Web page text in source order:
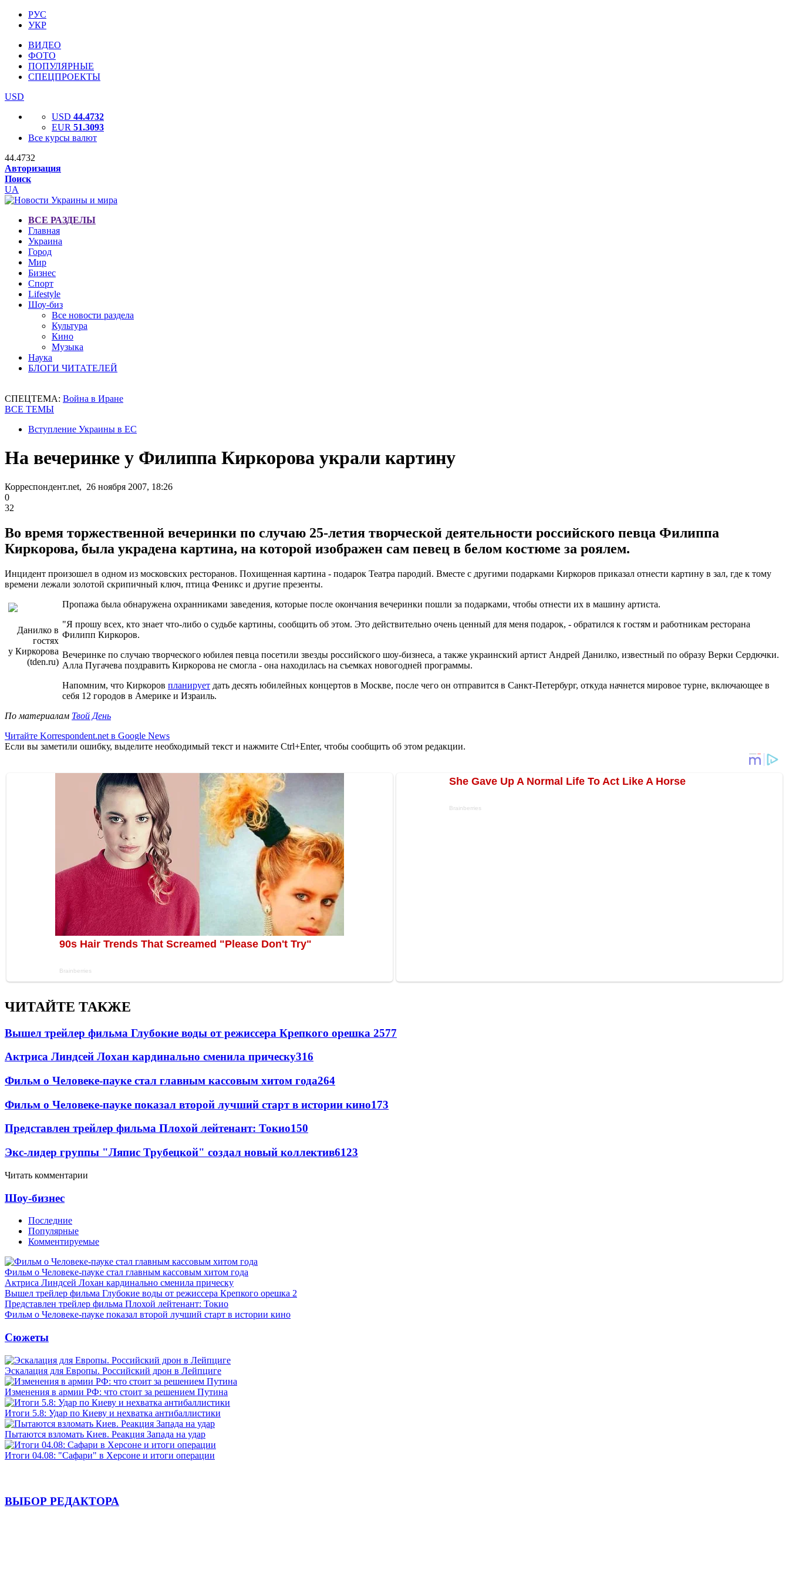
РУС
УКР
ВИДЕО
ФОТО
ПОПУЛЯРНЫЕ
СПЕЦПРОЕКТЫ
USD
USD 44.4732
EUR 51.3093
Все курсы валют
44.4732
Авторизация
Поиск
UA
ВСЕ РАЗДЕЛЫ
Главная
Украина
Город
Мир
Бизнес
Спорт
Lifestyle
Шоу-биз
Все новости раздела
Культура
Кино
Музыка
Наука
БЛОГИ ЧИТАТЕЛЕЙ
СПЕЦТЕМА: Война в Иране
ВСЕ ТЕМЫ
Вступление Украины в ЕС
На вечеринке у Филиппа Киркорова украли картину
Корреспондент.net, 26 ноября 2007, 18:26
0
32
Во время торжественной вечеринки по случаю 25-летия творческой деятельности российского певца Филиппа
Киркорова, была украдена картина, на которой изображен сам певец в белом костюме за роялем.
Инцидент произошел в одном из московских ресторанов. Похищенная картина - подарок Театра пародий. Вместе с другими подарками Киркоров приказал отнести картину в зал, где к тому
времени лежали золотой скрипичный ключ, птица Феникс и другие презенты.
Данилко в
гостях
у Киркорова
(tden.ru)
Пропажа была обнаружена охранниками заведения, которые после окончания вечеринки пошли за подарками, чтобы отнести их в машину артиста.
"Я прошу всех, кто знает что-либо о судьбе картины, сообщить об этом. Это действительно очень ценный для меня подарок, - обратился к гостям и работникам ресторана
Филипп Киркоров.
Вечеринке по случаю творческого юбилея певца посетили звезды российского шоу-бизнеса, а также украинский артист Андрей Данилко, известный по образу Верки Сердючки.
Алла Пугачева поздравить Киркорова не смогла - она находилась на съемках новогодней программы.
Напомним, что Киркоров планирует дать десять юбилейных концертов в Москве, после чего он отправится в Санкт-Петербург, откуда начнется мировое турне, включающее в
себя 12 городов в Америке и Израиль.
По материалам Твой День
Читайте Korrespondent.net в Google News
Если вы заметили ошибку, выделите необходимый текст и нажмите Ctrl+Enter, чтобы сообщить об этом редакции.
ЧИТАЙТЕ ТАКЖЕ
Вышел трейлер фильма Глубокие воды от режиссера Крепкого орешка 2577
Актриса Линдсей Лохан кардинально сменила прическу316
Фильм о Человеке-пауке стал главным кассовым хитом года264
Фильм о Человеке-пауке показал второй лучший старт в истории кино173
Представлен трейлер фильма Плохой лейтенант: Токио150
Экс-лидер группы "Ляпис Трубецкой" создал новый коллектив6123
Читать комментарии
Шоу-бизнес
Последние
Популярные
Комментируемые
Фильм о Человеке-пауке стал главным кассовым хитом года
Актриса Линдсей Лохан кардинально сменила прическу
Вышел трейлер фильма Глубокие воды от режиссера Крепкого орешка 2
Представлен трейлер фильма Плохой лейтенант: Токио
Фильм о Человеке-пауке показал второй лучший старт в истории кино
Сюжеты
Эскалация для Европы. Российский дрон в Лейпциге
Изменения в армии РФ: что стоит за решением Путина
Итоги 5.8: Удар по Киеву и нехватка антибаллистики
Пытаются взломать Киев. Реакция Запада на удар
Итоги 04.08: "Сафари" в Херсоне и итоги операции
ВЫБОР РЕДАКТОРА